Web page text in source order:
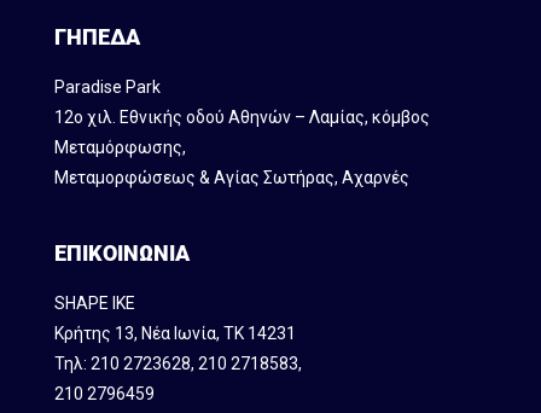
ΓΗΠΕΔΑ
Paradise Park
12ο χιλ. Εθνικής οδού Αθηνών – Λαμίας, κόμβος
Mεταμόρφωσης,
Μεταμορφώσεως & Αγίας Σωτήρας, Αχαρνές
ΕΠΙΚΟΙΝΩΝΙΑ
SHAPE IKE
Κρήτης 13, Νέα Ιωνία, ΤΚ 14231
Τηλ: 210 2723628, 210 2718583,
210 2796459